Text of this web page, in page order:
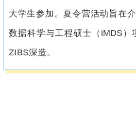
大学生参加。 夏令营活动旨在
数据科学与工程硕士（iMDS）
ZIBS深造。